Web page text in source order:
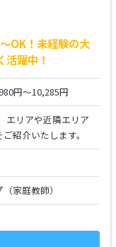
OK！未経験の大
躍中！
円～10,285円
リアや近隣エリア
紹介いたします。
家庭教師）